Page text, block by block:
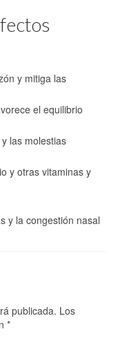
y mitiga las
el equilibrio
las molestias
y otras vitaminas y
y la congestión nasal
publicada. Los
*